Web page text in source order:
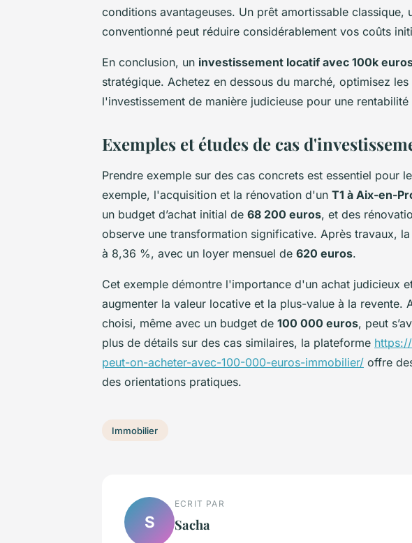
conditions avantageuses. Un prêt amortissable classique,
conventionné peut réduire considérablement vos coûts
En conclusion, un investissement locatif avec 100k
stratégique. Achetez en dessous du marché, optimisez
l'investissement de manière judicieuse pour une rentabilité
Exemples et études de cas
Prendre exemple sur des cas concrets est essentiel pour
exemple, l'acquisition et la rénovation d'un T1 à Aix-en-
un budget d’achat initial de 68 200 euros, et des
observe une transformation significative. Après travaux, la
à 8,36 %, avec un loyer mensuel de 620 euros.
Cet exemple démontre l'importance d'un achat judicieux
augmenter la valeur locative et la plus-value à la revente.
choisi, même avec un budget de 100 000 euros, peut
plus de détails sur des cas similaires, la plateforme
peut-on-acheter-avec-100-000-euros-immobilier/ offre
des orientations pratiques.
Immobilier
S
ECRIT PAR
Sacha